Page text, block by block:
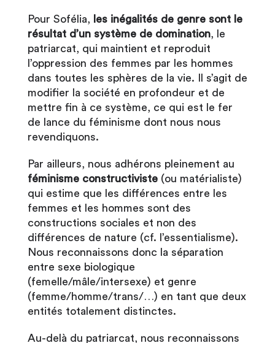
Pour Sofélia,
les inégalités de genre sont le
résultat d’un système de domination, le
patriarcat, qui maintient et reproduit
l’oppression des femmes par les hommes
dans toutes les sphères de la vie. Il s’agit de
modifier la société en profondeur et de
mettre fin à ce système, ce qui est le fer
de lance du féminisme dont nous nous
revendiquons.
Par ailleurs, nous adhérons pleinement au
féminisme constructiviste(ou matérialiste)
qui estime que les différences entre les
femmes et les hommes sont des
constructions sociales et non des
différences de nature (cf. l’essentialisme).
Nous reconnaissons donc la séparation
entre sexe biologique
(femelle/mâle/intersexe) et genre
(femme/homme/trans/…) en tant que deux
entités totalement distinctes.
Au-delà du patriarcat, nous reconnaissons